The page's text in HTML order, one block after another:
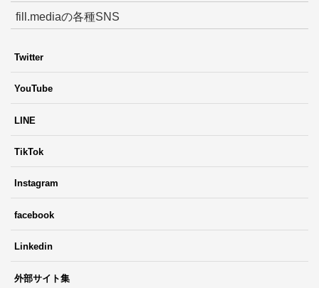
fill.mediaの各種SNS
Twitter
YouTube
LINE
TikTok
Instagram
facebook
Linkedin
外部サイト集